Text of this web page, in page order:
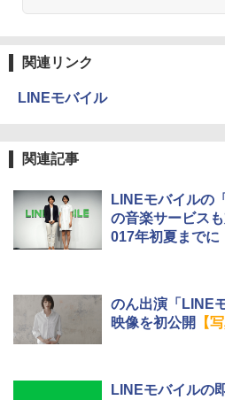
関連リンク
LINEモバイル
関連記事
LINEモバイルの
の音楽サービス
017年初夏までに
のん出演「LINE
映像を初公開
【
LINEモバイルの